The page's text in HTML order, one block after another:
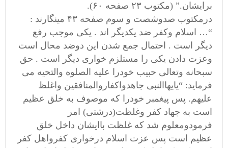
برایشان.” (مکتوب ۲۳ صفحه ۶۰).
درمکتوب صدوشصت و سوم صفحه ۴۳ مینگارند :
“… اسلام وکفر ضد یکدیگر اند . یکی موجب رفع
دیگر است . احتمال جمع شدن این دوضد محال است
وعزت دادن یکی را مستلزم خواری دیگر است . حق
سبحانه وتعالی حبیب خودرا علیه الصلوه والتحیه می
فرماید: “یایهاالنبی جاهدواکفاروالمنافقین واغلظ
علیهم. پس پیغمبر خودرا که موصوف به خلق عظیم
است به جهاد کفر وغلظت(درشتی) امر
فرمودومعلوم شد که غلظت باایشان داخل خلق
عظیم است پس عزت اسلام درخواری کفرواهل کفر